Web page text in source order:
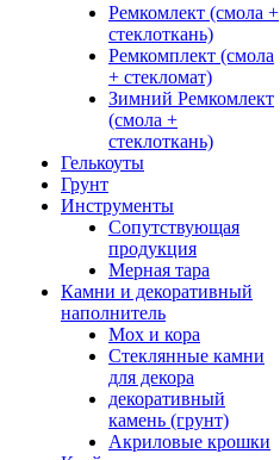
Ремкомлект (смола +
стеклоткань)
Ремкомплект (смола
+ стекломат)
Зимний Ремкомлект
(смола +
стеклоткань)
Гелькоуты
Грунт
Инструменты
Сопутствующая
продукция
Мерная тара
Камни и декоративный
наполнитель
Мох и кора
Стеклянные камни
для декора
декоративный
камень (грунт)
Акриловые крошки